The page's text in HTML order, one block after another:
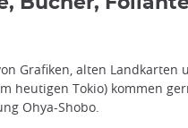
Grafiken, alten Landkarten
heutigen Tokio) kommen
Ohya-Shobo.